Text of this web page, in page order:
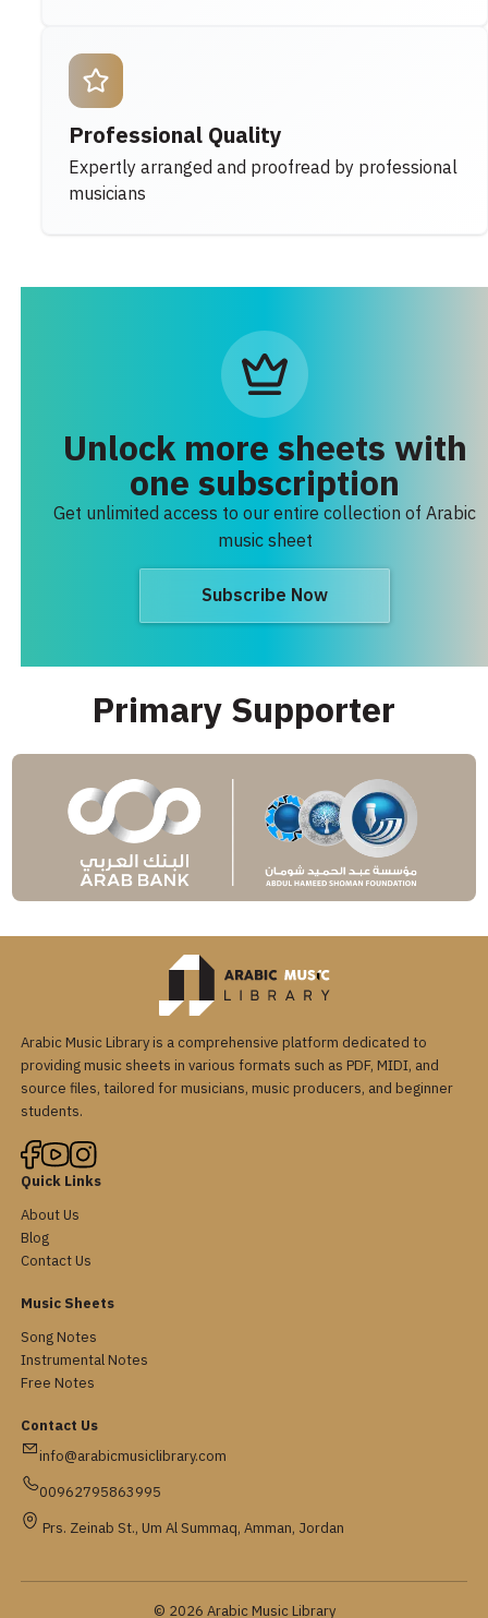
Professional Quality
Expertly arranged and proofread by professional
musicians
Unlock more sheets with
one subscription
Get unlimited access to our entire collection of Arabic
music sheet
Subscribe Now
Primary Supporter
Arabic Music Library is a comprehensive platform dedicated to
providing music sheets in various formats such as PDF, MIDI, and
source files, tailored for musicians, music producers, and beginner
students.
Quick Links
About Us
Blog
Contact Us
Music Sheets
Song Notes
Instrumental Notes
Free Notes
Contact Us
info@arabicmusiclibrary.com
00962795863995
Prs. Zeinab St., Um Al Summaq, Amman, Jordan
© 2026 Arabic Music Library